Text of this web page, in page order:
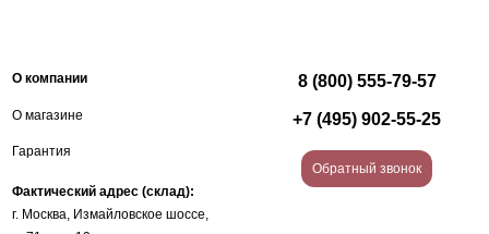
О компании
О магазине
Гарантия
Фактический адрес (склад):
г. Москва, Измайловское шоссе,
8 (800) 555-79-57
+7 (495) 902-55-25
Обратный звонок